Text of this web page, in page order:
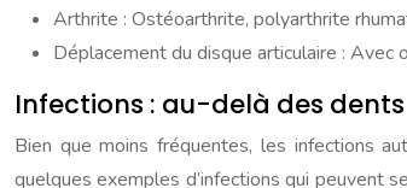
Arthrite : Ostéoarthrite, polyarthrite
Déplacement du disque articulaire : Avec
Infections : au-delà des dents
Bien que moins fréquentes, les infections
quelques exemples d’infections qui peuvent